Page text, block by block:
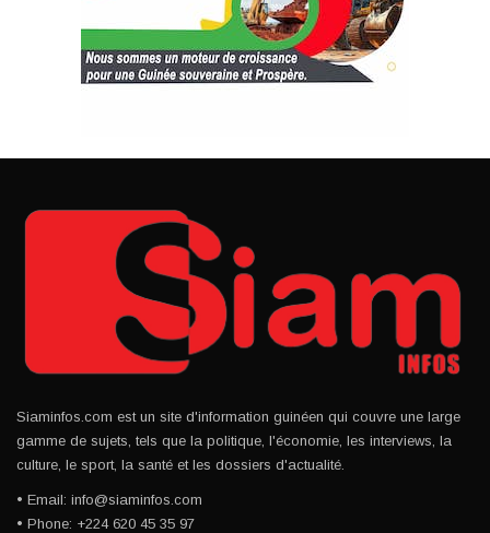
Siaminfos.com est un site d'information guinéen qui couvre une large
gamme de sujets, tels que la politique, l'économie, les interviews, la
culture, le sport, la santé et les dossiers d'actualité.
• Email: info@siaminfos.com
• Phone: +224 620 45 35 97